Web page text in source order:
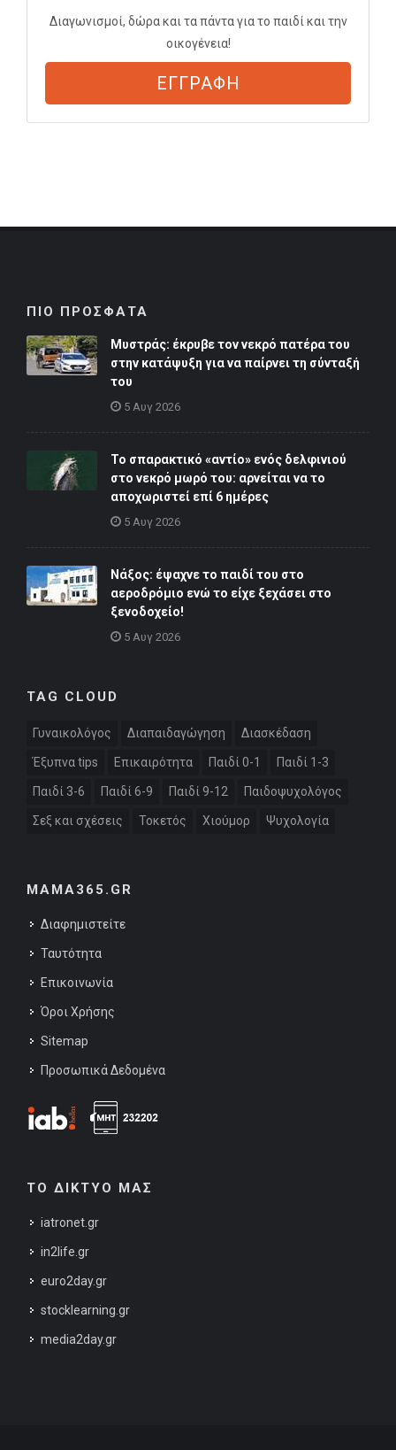
Διαγωνισμοί, δώρα και τα πάντα για το παιδί και την
οικογένεια!
ΕΓΓΡΑΦΗ
ΠΙΟ ΠΡΟΣΦΑΤΑ
Μυστράς: έκρυβε τον νεκρό πατέρα του
στην κατάψυξη για να παίρνει τη σύνταξή
του
5 Αυγ 2026
Το σπαρακτικό «αντίο» ενός δελφινιού
στο νεκρό μωρό του: αρνείται να το
αποχωριστεί επί 6 ημέρες
5 Αυγ 2026
Νάξος: έψαχνε το παιδί του στο
αεροδρόμιο ενώ το είχε ξεχάσει στο
ξενοδοχείο!
5 Αυγ 2026
TAG CLOUD
Γυναικολόγος Διαπαιδαγώγηση Διασκέδαση
Έξυπνα tips Επικαιρότητα Παιδί 0-1 Παιδί 1-3
Παιδί 3-6 Παιδί 6-9 Παιδί 9-12 Παιδοψυχολόγος
Σεξ και σχέσεις Τοκετός Χιούμορ Ψυχολογία
MAMA365.GR
Διαφημιστείτε
Ταυτότητα
Επικοινωνία
Όροι Χρήσης
Sitemap
Προσωπικά Δεδομένα
ΤΟ ΔΙΚΤΥΟ ΜΑΣ
iatronet.gr
in2life.gr
euro2day.gr
stocklearning.gr
media2day.gr